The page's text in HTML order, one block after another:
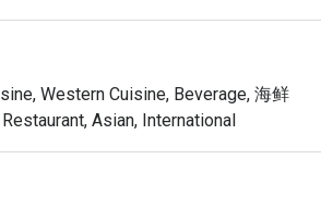
无穷：
餐，汇集了最地道的在地与欧陆美食
的氛围，是大小型聚会的完美选择。
Western Cuisine, Beverage, 海鲜
Asian, International